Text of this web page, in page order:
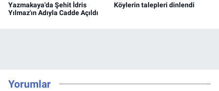
Yazmakaya'da Şehit İdris
Yılmaz'ın Adıyla Cadde Açıldı
Köylerin talepleri dinlendi
Yorumlar